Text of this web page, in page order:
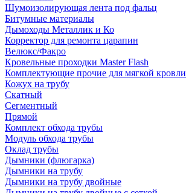
Шумоизолирующая лента под фальц
Битумные материалы
Дымоходы Металлик и Ко
Корректор для ремонта царапин
Велюкс/Факро
Кровельные проходки Master Flash
Комплектующие прочие для мягкой кровли
Кожух на трубу
Скатный
Сегментный
Прямой
Комплект обхода трубы
Модуль обхода трубы
Оклад трубы
Дымники (флюгарка)
Дымники на трубу
Дымники на трубу двoйные